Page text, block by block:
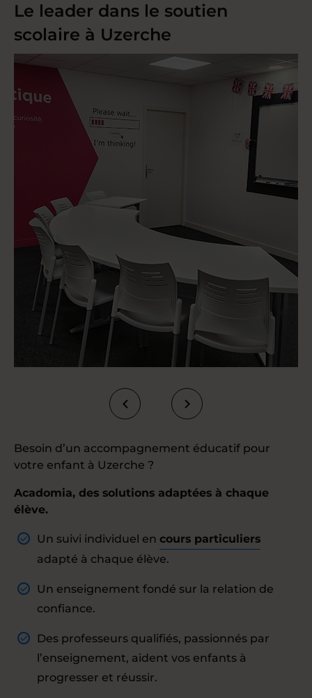
Le leader dans le soutien
scolaire à Uzerche
Besoin d’un accompagnement éducatif pour
votre enfant à Uzerche ?
Acadomia, des solutions adaptées à chaque
élève.
Un suivi individuel en cours particuliers
adapté à chaque élève.
Un enseignement fondé sur la relation de
confiance.
Des professeurs qualifiés, passionnés par
l’enseignement, aident vos enfants à
progresser et réussir.